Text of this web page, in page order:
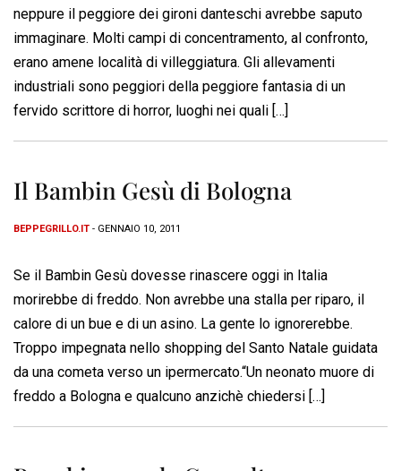
neppure il peggiore dei gironi danteschi avrebbe saputo
immaginare. Molti campi di concentramento, al confronto,
erano amene località di villeggiatura. Gli allevamenti
industriali sono peggiori della peggiore fantasia di un
fervido scrittore di horror, luoghi nei quali […]
Il Bambin Gesù di Bologna
BEPPEGRILLO.IT - GENNAIO 10, 2011
Se il Bambin Gesù dovesse rinascere oggi in Italia
morirebbe di freddo. Non avrebbe una stalla per riparo, il
calore di un bue e di un asino. La gente lo ignorerebbe.
Troppo impegnata nello shopping del Santo Natale guidata
da una cometa verso un ipermercato.“Un neonato muore di
freddo a Bologna e qualcuno anzichè chiedersi […]